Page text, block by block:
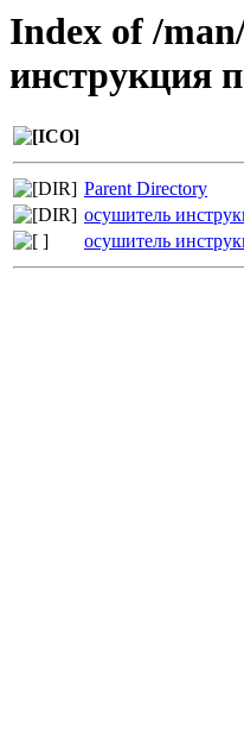
Index of /
инструкция
Parent Directory
осушитель
осушитель